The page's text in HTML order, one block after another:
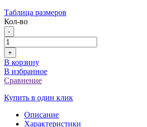
Таблица размеров
Кол-во
-
+
В корзину
В избранное
Сравнение
Купить в один клик
Описание
Характеристики